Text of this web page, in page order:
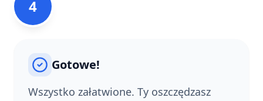
4
Gotowe!
Wszystko załatwione. Ty oszczędzasz